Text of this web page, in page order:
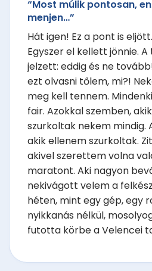
“Most múlik pontosan,
menjen…”
Hát igen! Ez a pont is
Egyszer el kellett jönnie.
jelzett: eddig és ne
ezt olvasni tőlem, mi?!
meg kell tennem.
fair. Azokkal szemben,
szurkoltak nekem mindig.
akik ellenem szurkoltak.
akivel szerettem volna
maratont. Aki nagyon
nekivágott velem a
héten, mint egy gép, egy
nyikkanás nélkül,
futotta körbe a Velencei